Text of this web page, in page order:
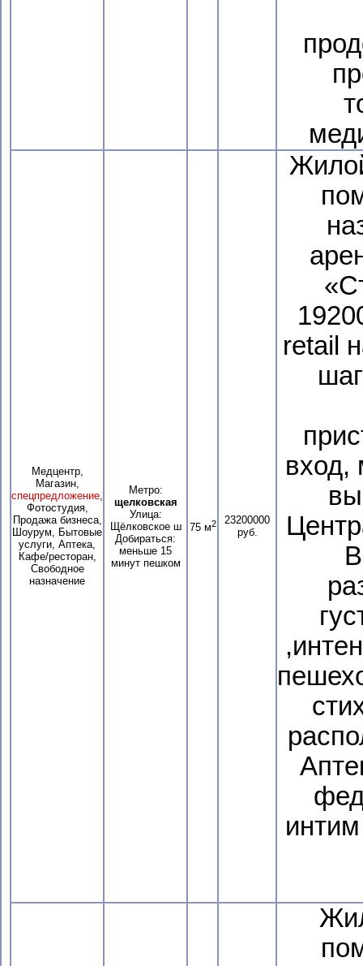
Медцентр,
Магазин,
спецпредложение,
Фотостудия,
Продажа бизнеса,
Шоурум, Бытовые
услуги, Аптека,
Кафе/ресторан,
Свободное
назначение
Метро:
щелковская
Улица:
Щёлковское ш
Добираться:
меньше 15
минут пешком
75 м2
23200000
руб.
retail
вход,